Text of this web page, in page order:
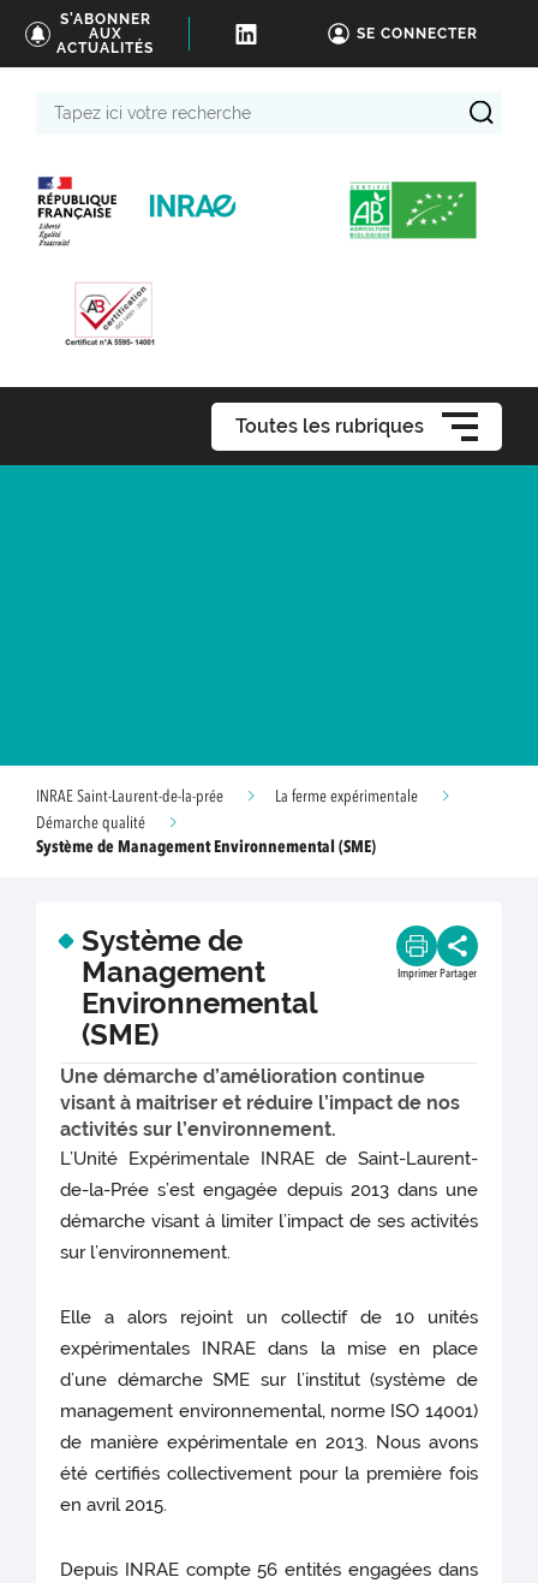
S'ABONNER
AUX
ACTUALITÉS
SE CONNECTER
Toutes les rubriques
INRAE Saint-Laurent-de-la-prée
La ferme expérimentale
Démarche qualité
Système de Management Environnemental (SME)
Système de
Management
Environnemental
(SME)
Imprimer Partager
Une démarche d’amélioration continue
visant à maitriser et réduire l’impact de nos
activités sur l’environnement.
L’Unité Expérimentale INRAE de Saint-Laurent-
de-la-Prée s’est engagée depuis 2013 dans une
démarche visant à limiter l’impact de ses activités
sur l’environnement.
Elle a alors rejoint un collectif de 10 unités
expérimentales INRAE dans la mise en place
d’une démarche SME sur l’institut (système de
management environnemental, norme ISO 14001)
de manière expérimentale en 2013. Nous avons
été certifiés collectivement pour la première fois
en avril 2015.
Depuis INRAE compte 56 entités engagées dans